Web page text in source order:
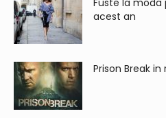
Fuste la
acest an
Prison Break